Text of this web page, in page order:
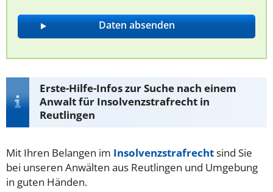
Erste-Hilfe-Infos zur Suche nach einem
Anwalt für Insolvenzstrafrecht in
Reutlingen
Mit Ihren Belangen im Insolvenzstrafrechtsind Sie
bei unseren Anwälten aus Reutlingen und Umgebung
in guten Händen.